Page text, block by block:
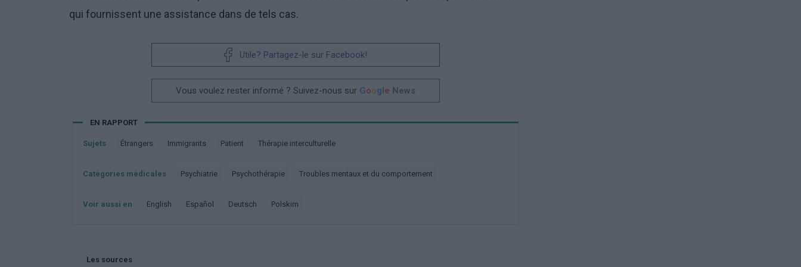
qui fournissent une assistance dans de tels cas.
Utile? Partagez-le sur Facebook!
Vous voulez rester informé ? Suivez-nous sur Google News
EN RAPPORT
Sujets étrangers Immigrants Patient Thérapie interculturelle
Catégories médicales Psychiatrie Psychothérapie Troubles mentaux et du comportement
Voir aussi en english español deutsch polskim
Les sources